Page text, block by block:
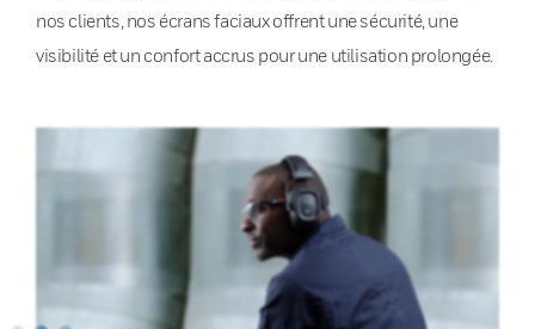
nos clients, nos écrans faciaux offrent une sécurité, une
visibilité et un confort accrus pour une utilisation prolongée.